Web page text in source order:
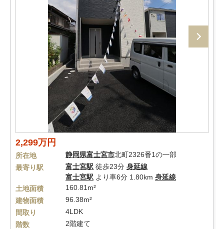
2,299万円
所在地 静岡県富士宮市北町2326番1の一部
最寄り駅
富士宮駅 徒歩23分 身延線
富士宮駅 より車6分 1.80km 身延線
土地面積
160.81m²
建物面積
96.38m²
間取り
4LDK
階数
2階建て